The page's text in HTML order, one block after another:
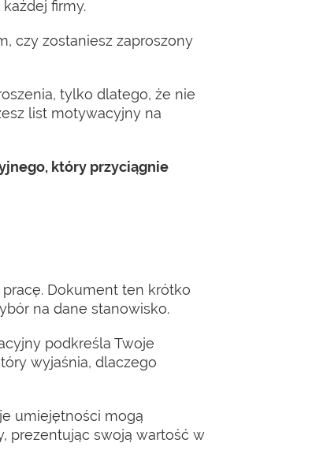
firmy.
czy zostaniesz zaproszony
tylko dlatego, że nie
list motywacyjny na
który przyciągnie
Dokument ten krótko
na dane stanowisko.
podkreśla Twoje
wyjaśnia, dlaczego
umiejętności mogą
prezentując swoją wartość w